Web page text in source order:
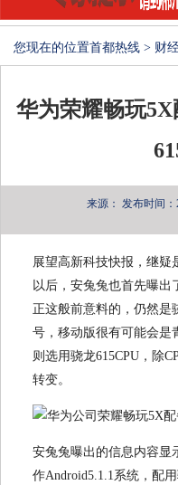
您现在的位置首都热线 > 财
华为荣耀畅玩
来源： 发布时间：
展望高新科技快报，继疑
以后，安兔兔也首先曝出
正这般前意料的，仍然是
号，移动版很有可能会是
则选用骁龙615CPU，除
转变。
安兔兔曝出的信息内容显
作Android5.1.1系统，配